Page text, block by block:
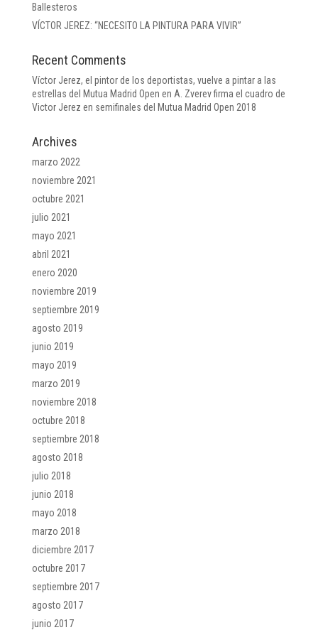
Ballesteros
VÍCTOR JEREZ: “NECESITO LA PINTURA PARA VIVIR”
Recent Comments
Víctor Jerez, el pintor de los deportistas, vuelve a pintar a las
estrellas del Mutua Madrid Open en A. Zverev firma el cuadro de
Victor Jerez en semifinales del Mutua Madrid Open 2018
Archives
marzo 2022
noviembre 2021
octubre 2021
julio 2021
mayo 2021
abril 2021
enero 2020
noviembre 2019
septiembre 2019
agosto 2019
junio 2019
mayo 2019
marzo 2019
noviembre 2018
octubre 2018
septiembre 2018
agosto 2018
julio 2018
junio 2018
mayo 2018
marzo 2018
diciembre 2017
octubre 2017
septiembre 2017
agosto 2017
junio 2017